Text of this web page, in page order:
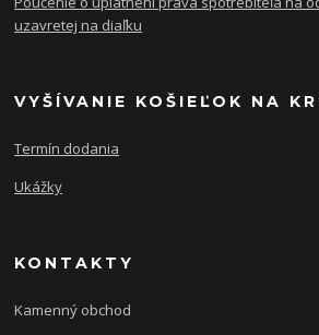
uzavretej na diaľku
VYŠÍVANIE KOŠIEĽOK NA
Termín dodania
Ukážky
KONTAKTY
Kamenný obchod